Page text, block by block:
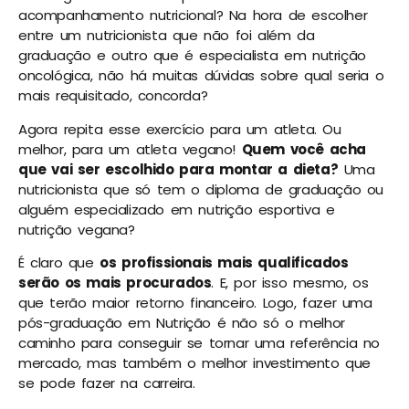
acompanhamento nutricional? Na hora de escolher
entre um nutricionista que não foi além da
graduação e outro que é especialista em nutrição
oncológica, não há muitas dúvidas sobre qual seria o
mais requisitado, concorda?
Agora repita esse exercício para um atleta. Ou
melhor, para um atleta vegano! Quem você acha
que vai ser escolhido para montar a dieta? Uma
nutricionista que só tem o diploma de graduação ou
alguém especializado em nutrição esportiva e
nutrição vegana?
É claro que os profissionais mais qualificados
serão os mais procurados. E, por isso mesmo, os
que terão maior retorno financeiro. Logo, fazer uma
pós-graduação em Nutrição é não só o melhor
caminho para conseguir se tornar uma referência no
mercado, mas também o melhor investimento que
se pode fazer na carreira.